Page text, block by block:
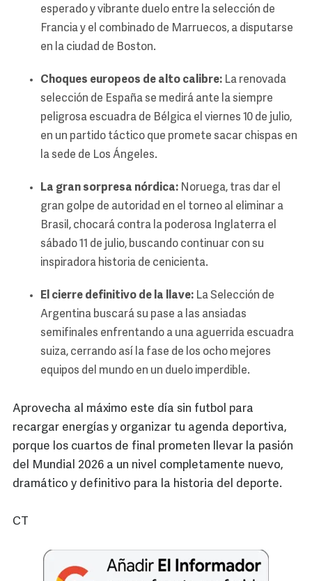
esperado y vibrante duelo entre la selección de
Francia y el combinado de Marruecos, a disputarse
en la ciudad de Boston.
Choques europeos de alto calibre: La renovada
selección de España se medirá ante la siempre
peligrosa escuadra de Bélgica el viernes 10 de julio,
en un partido táctico que promete sacar chispas en
la sede de Los Ángeles.
La gran sorpresa nórdica: Noruega, tras dar el
gran golpe de autoridad en el torneo al eliminar a
Brasil, chocará contra la poderosa Inglaterra el
sábado 11 de julio, buscando continuar con su
inspiradora historia de cenicienta.
El cierre definitivo de la llave: La Selección de
Argentina buscará su pase a las ansiadas
semifinales enfrentando a una aguerrida escuadra
suiza, cerrando así la fase de los ocho mejores
equipos del mundo en un duelo imperdible.
Aprovecha al máximo este día sin futbol para
recargar energías y organizar tu agenda deportiva,
porque los cuartos de final prometen llevar la pasión
del Mundial 2026 a un nivel completamente nuevo,
dramático y definitivo para la historia del deporte.
CT